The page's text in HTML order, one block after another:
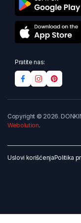
Pratite nas:
Copyright © 2026.
Webolution.
Uslovi korišćenjaPolitika